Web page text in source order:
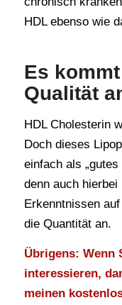
HDL ebenso wie
Es
Qualität
HDL Cholesterin
Doch dieses
einfach als
denn auch
Erkenntnissen
die Quantität an.
Übrigens: Wenn
interessieren,
meinen